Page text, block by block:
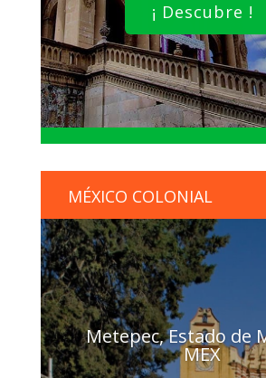
¡ Descubre !
MÉXICO COLONIAL
Metepec, Estado de
MEX